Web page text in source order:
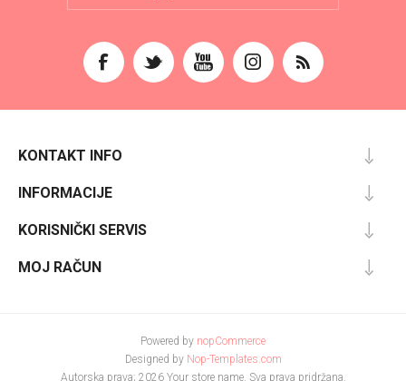
KONTAKT INFO
INFORMACIJE
KORISNIČKI SERVIS
MOJ RAČUN
Powered by nopCommerce
Designed by Nop-Templates.com
Autorska prava; 2026 Your store name. Sva prava pridržana.